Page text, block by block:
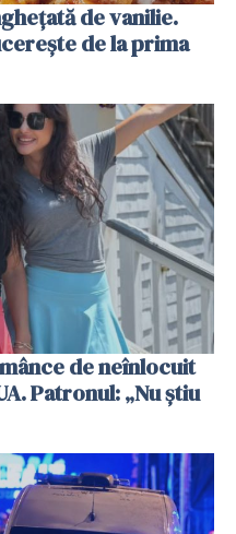
de vanilie.
de la prima
de neînlocuit
Patronul: „Nu știu